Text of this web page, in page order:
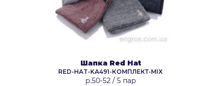
Шапка Red Hat
RED-HAT-KA491-КОМПЛЕКТ-MIX
р.50-52/ 5 пар